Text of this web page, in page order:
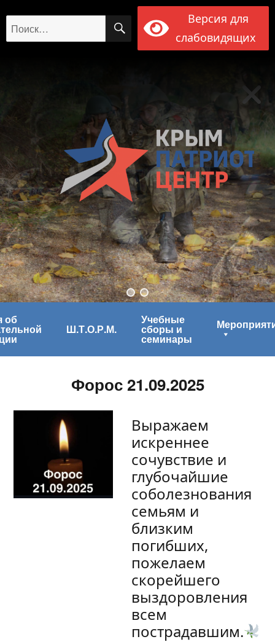
Искать: ПОИСК
Версия для
слабовидящих
об
Ш.Т.О.Р.М.
Учебные
сборы и
семинары
Форос 21.09.2025
Выражаем
искреннее
сочувствие и
глубочайшие
соболезнования
семьям и
близким
погибших,
пожелаем
скорейшего
выздоровления
всем
пострадавшим.